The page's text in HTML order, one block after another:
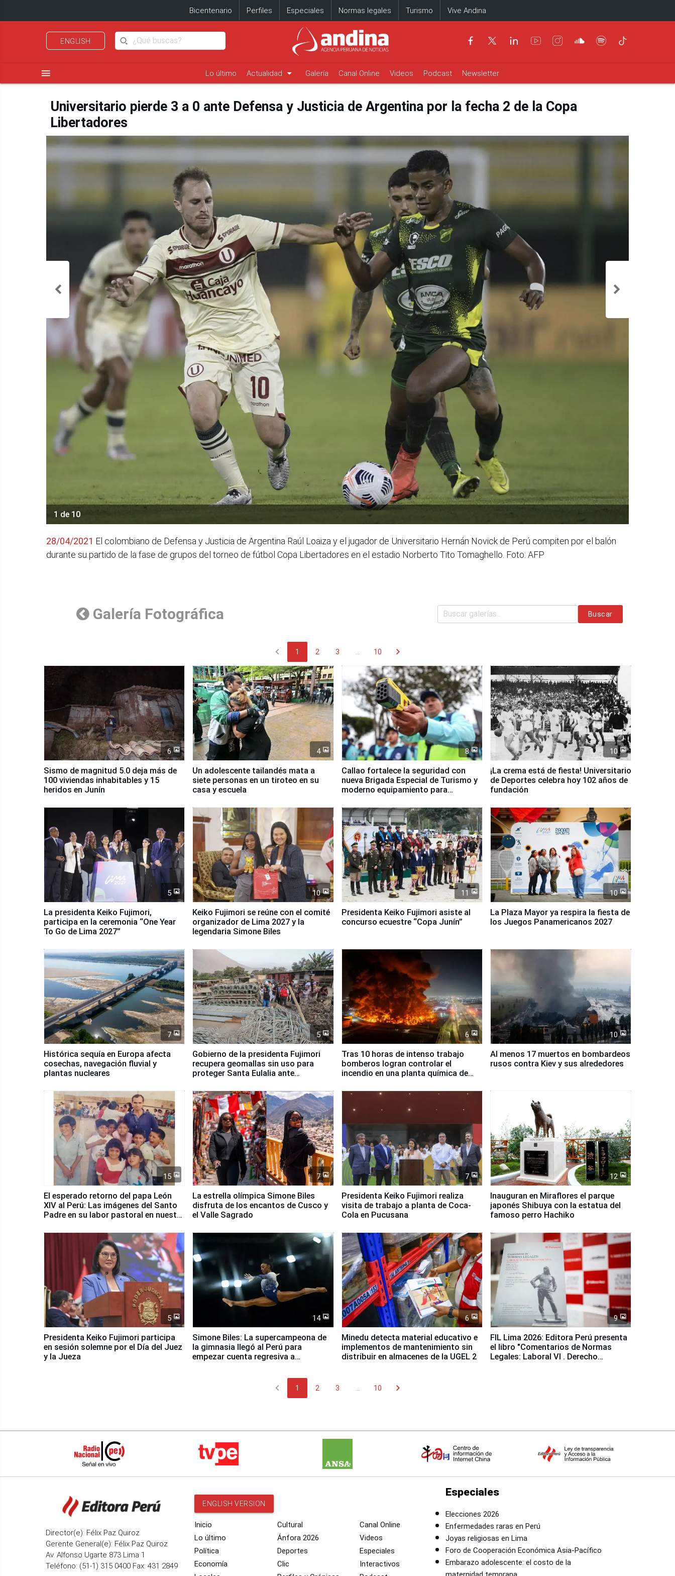
Bicentenario Perfiles Especiales Normas legales Turismo Vive Andina
ENGLISH
menu Lo último Actualidad arrow_drop_down Galería Canal Online Videos Podcast Newsletter
Universitario pierde 3 a 0 ante Defensa y Justicia de Argentina por la fecha 2 de la Copa
Libertadores
1 de 10
28/04/2021 El colombiano de Defensa y Justicia de Argentina Raúl Loaiza y el jugador de Universitario Hernán Novick de Perú compiten por el balón
durante su partido de la fase de grupos del torneo de fútbol Copa Libertadores en el estadio Norberto Tito Tomaghello. Foto: AFP
Galería Fotográfica Buscar
chevron_left 1 2 3 10 chevron_right
6
Sismo de magnitud 5.0 deja más de
100 viviendas inhabitables y 15
heridos en Junín
4
Un adolescente tailandés mata a
siete personas en un tiroteo en su
casa y escuela
8
Callao fortalece la seguridad con
nueva Brigada Especial de Turismo y
moderno equipamiento para
10
¡La crema está de fiesta! Universitario
de Deportes celebra hoy 102 años de
fundación
5
La presidenta Keiko Fujimori,
participa en la ceremonia “One Year
To Go de Lima 2027”
10
Keiko Fujimori se reúne con el comité
organizador de Lima 2027 y la
legendaria Simone Biles
11
Presidenta Keiko Fujimori asiste al
concurso ecuestre “Copa Junín”
10
La Plaza Mayor ya respira la fiesta de
los Juegos Panamericanos 2027
7
Histórica sequía en Europa afecta
cosechas, navegación fluvial y
plantas nucleares
5
Gobierno de la presidenta Fujimori
recupera geomallas sin uso para
proteger Santa Eulalia ante
6
Tras 10 horas de intenso trabajo
bomberos logran controlar el
incendio en una planta química de
10
Al menos 17 muertos en bombardeos
rusos contra Kiev y sus alrededores
15
El esperado retorno del papa León
XIV al Perú: Las imágenes del Santo
Padre en su labor pastoral en nuestro
7
La estrella olímpica Simone Biles
disfruta de los encantos de Cusco y
el Valle Sagrado
7
Presidenta Keiko Fujimori realiza
visita de trabajo a planta de Coca-
Cola en Pucusana
12
Inauguran en Miraflores el parque
japonés Shibuya con la estatua del
famoso perro Hachiko
5
Presidenta Keiko Fujimori participa
en sesión solemne por el Día del Juez
y la Jueza
14
Simone Biles: La supercampeona de
la gimnasia llegó al Perú para
empezar cuenta regresiva a
6
Minedu detecta material educativo e
implementos de mantenimiento sin
distribuir en almacenes de la UGEL 2
9
FIL Lima 2026: Editora Perú presenta
el libro "Comentarios de Normas
Legales: Laboral Vl . Derecho
chevron_left 1 2 3 10 chevron_right
Director(e): Félix Paz Quiroz
Gerente General(e): Félix Paz Quiroz
Av. Alfonso Ugarte 873 Lima 1
Teléfono: (51-1) 315 0400 Fax: 431 2849
ENGLISH VERSION
Inicio
Lo último
Política
Economía
Cultural
Ánfora 2026
Deportes
Clic
Canal Online
Videos
Especiales
Interactivos
Especiales
Elecciones 2026
Enfermedades raras en Perú
Joyas religiosas en Lima
Foro de Cooperación Económica Asia-Pacífico
Embarazo adolescente: el costo de la